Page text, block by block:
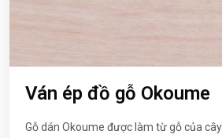
Ván ép đồ gỗ Okoume
Gỗ dán Okoume được làm từ gỗ của